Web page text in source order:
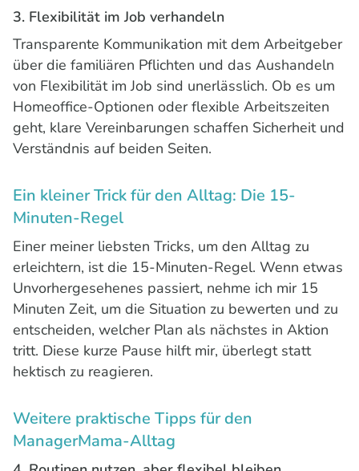
3. Flexibilität im Job verhandeln
Transparente Kommunikation mit dem Arbeitgeber
über die familiären Pflichten und das Aushandeln
von Flexibilität im Job sind unerlässlich. Ob es um
Homeoffice-Optionen oder flexible Arbeitszeiten
geht, klare Vereinbarungen schaffen Sicherheit und
Verständnis auf beiden Seiten.
Ein kleiner Trick für den Alltag: Die 15-
Minuten-Regel
Einer meiner liebsten Tricks, um den Alltag zu
erleichtern, ist die 15-Minuten-Regel. Wenn etwas
Unvorhergesehenes passiert, nehme ich mir 15
Minuten Zeit, um die Situation zu bewerten und zu
entscheiden, welcher Plan als nächstes in Aktion
tritt. Diese kurze Pause hilft mir, überlegt statt
hektisch zu reagieren.
Weitere praktische Tipps für den
ManagerMama-Alltag